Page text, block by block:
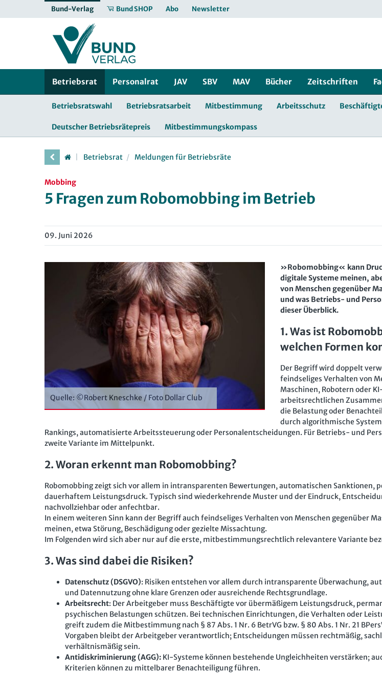
Bund-Verlag Bund SHOP Abo Newsletter
Betriebsrat Personalrat JAV SBV MAV Bücher Zeitschriften
Betriebsratswahl Betriebsratsarbeit Mitbestimmung Arbeitsschutz
Deutscher Betriebsrätepreis Mitbestimmungskompass
Betriebsrat Meldungen für Betriebsräte
Mobbing
5 Fragen zum Robomobbing im Betrieb
09. Juni 2026
Quelle: ©Robert Kneschke / Foto Dollar Club
»Robomobbing« kann
digitale Systeme meinen,
von Menschen gegenüber
und was Betriebs- und
dieser Überblick.
1. Was ist
welchen Formen
Der Begriff wird doppelt
feindseliges Verhalten von
Maschinen, Robotern oder
arbeitsrechtlichen
die Belastung oder
durch algorithmische
Rankings, automatisierte Arbeitssteuerung oder Personalentscheidungen. Für Betriebs- und
zweite Variante im Mittelpunkt.
2. Woran erkennt man Robomobbing?
Robomobbing zeigt sich vor allem in intransparenten Bewertungen, automatischen Sanktionen,
dauerhaftem Leistungsdruck. Typisch sind wiederkehrende Muster und der Eindruck,
nachvollziehbar oder anfechtbar.
In einem weiteren Sinn kann der Begriff auch feindseliges Verhalten von Menschen gegenüber
meinen, etwa Störung, Beschädigung oder gezielte Missachtung.
Im Folgenden wird sich aber nur auf die erste, mitbestimmungsrechtlich relevantere Variante
3. Was sind dabei die Risiken?
Datenschutz (DSGVO): Risiken entstehen vor allem durch intransparente Überwachung,
und Datennutzung ohne klare Grenzen oder ausreichende Rechtsgrundlage.
Arbeitsrecht: Der Arbeitgeber muss Beschäftigte vor übermäßigem Leistungsdruck,
psychischen Belastungen schützen. Bei technischen Einrichtungen, die Verhalten oder
greift zudem die Mitbestimmung nach § 87 Abs. 1 Nr. 6 BetrVG bzw. § 80 Abs. 1 Nr. 21
Vorgaben bleibt der Arbeitgeber verantwortlich; Entscheidungen müssen rechtmäßig,
verhältnismäßig sein.
Antidiskriminierung (AGG): KI-Systeme können bestehende Ungleichheiten verstärken;
Kriterien können zu mittelbarer Benachteiligung führen.